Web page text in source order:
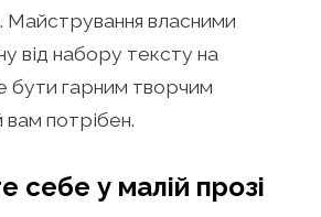
Майстрування власними
від набору тексту на
бути гарним творчим
потрібен.
себе у малій прозі